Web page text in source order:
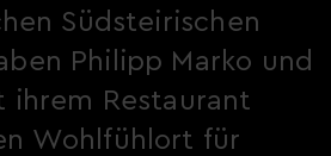
Südsteirischen
Philipp Marko und
ihrem Restaurant
Wohlfühlort für